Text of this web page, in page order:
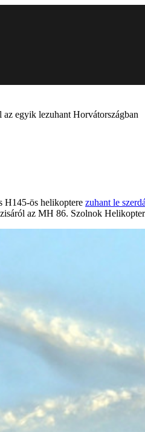
egyik lezuhant Horvátországban
H145-ös helikoptere zuhant le
az MH 86. Szolnok